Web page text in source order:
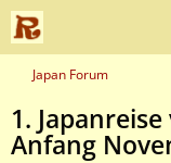
Japan Forum
1.
Anfang